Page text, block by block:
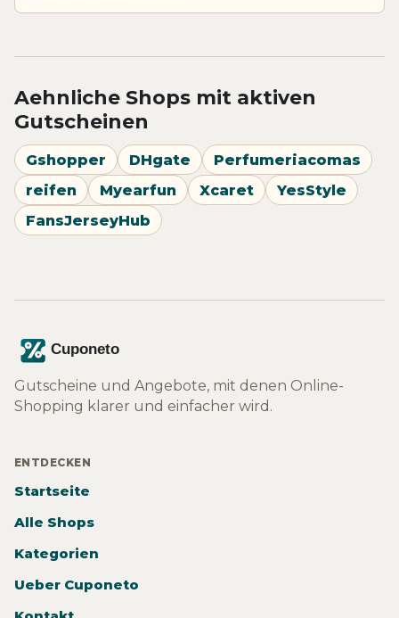
Aehnliche Shops mit aktiven
Gutscheinen
Gshopper DHgate
Perfumeriacomas
reifen
Myearfun Xcaret
YesStyle
FansJerseyHub
Gutscheine und Angebote, mit denen Online-
Shopping klarer und einfacher wird.
ENTDECKEN
Startseite
Alle Shops
Kategorien
Ueber Cuponeto